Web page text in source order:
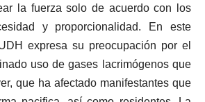
la fuerza solo de acuerdo con los
y proporcionalidad. En este
expresa su preocupación por el
uso de gases lacrimógenos que
que ha afectado manifestantes que